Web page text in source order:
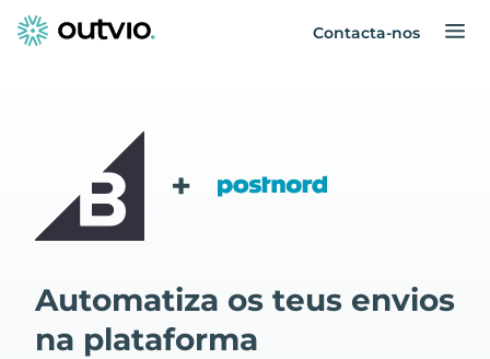
Contacta-nos
+
Automatiza os teus envios
na plataforma